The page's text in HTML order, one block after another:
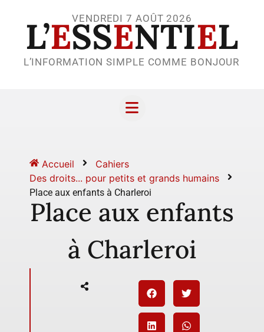
VENDREDI 7 AOÛT 2026
L’ESSENTIEL
L’INFORMATION SIMPLE COMME BONJOUR
Accueil
Cahiers
Des droits... pour petits et grands humains
Place aux enfants à Charleroi
Place aux enfants
à Charleroi